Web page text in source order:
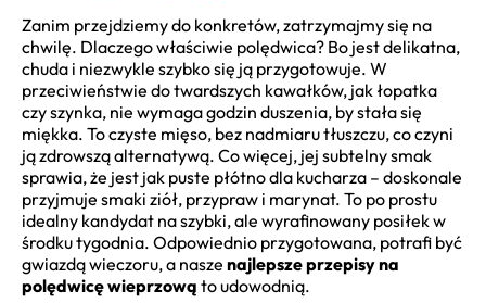
Zanim przejdziemy do konkretów, zatrzymajmy się na
chwilę. Dlaczego właściwie polędwica? Bo jest delikatna,
chuda i niezwykle szybko się ją przygotowuje. W
przeciwieństwie do twardszych kawałków, jak łopatka
czy szynka, nie wymaga godzin duszenia, by stała się
miękka. To czyste mięso, bez nadmiaru tłuszczu, co czyni
ją zdrowszą alternatywą. Co więcej, jej subtelny smak
sprawia, że jest jak puste płótno dla kucharza – doskonale
przyjmuje smaki ziół, przypraw i marynat. To po prostu
idealny kandydat na szybki, ale wyrafinowany posiłek w
środku tygodnia. Odpowiednio przygotowana, potrafi być
gwiazdą wieczoru, a nasze najlepsze przepisy na
polędwicę wieprzową to udowodnią.